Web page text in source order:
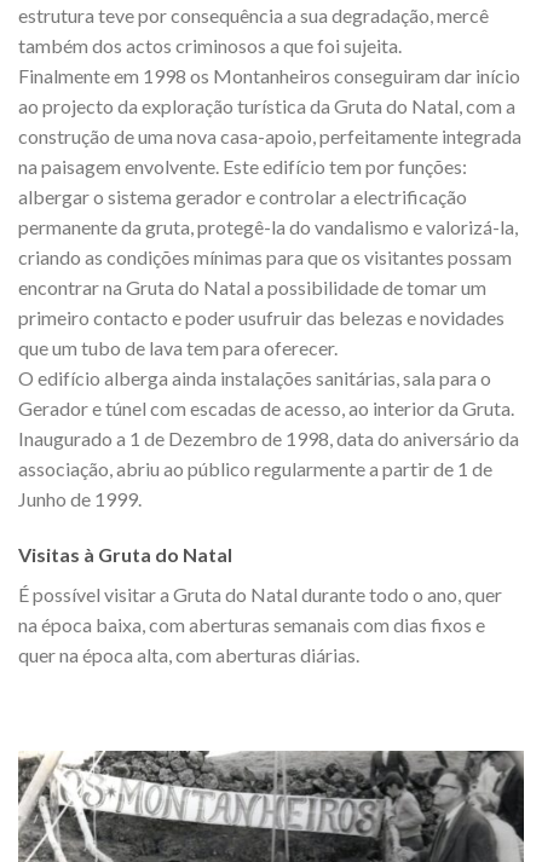
estrutura teve por consequência a sua degradação, mercê
também dos actos criminosos a que foi sujeita.
Finalmente em 1998 os Montanheiros conseguiram dar início
ao projecto da exploração turística da Gruta do Natal, com a
construção de uma nova casa-apoio, perfeitamente integrada
na paisagem envolvente. Este edifício tem por funções:
albergar o sistema gerador e controlar a electrificação
permanente da gruta, protegê-la do vandalismo e valorizá-la,
criando as condições mínimas para que os visitantes possam
encontrar na Gruta do Natal a possibilidade de tomar um
primeiro contacto e poder usufruir das belezas e novidades
que um tubo de lava tem para oferecer.
O edifício alberga ainda instalações sanitárias, sala para o
Gerador e túnel com escadas de acesso, ao interior da Gruta.
Inaugurado a 1 de Dezembro de 1998, data do aniversário da
associação, abriu ao público regularmente a partir de 1 de
Junho de 1999.
Visitas à Gruta do Natal
É possível visitar a Gruta do Natal durante todo o ano, quer
na época baixa, com aberturas semanais com dias fixos e
quer na época alta, com aberturas diárias.